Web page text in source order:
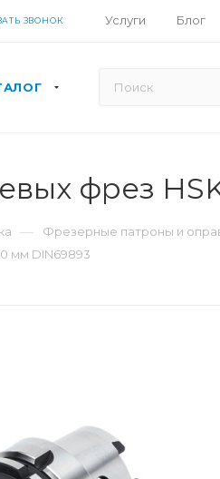
ЗВОНОК Услуги Блог
фрез
— Фрезерные патроны и
мм DIN69893